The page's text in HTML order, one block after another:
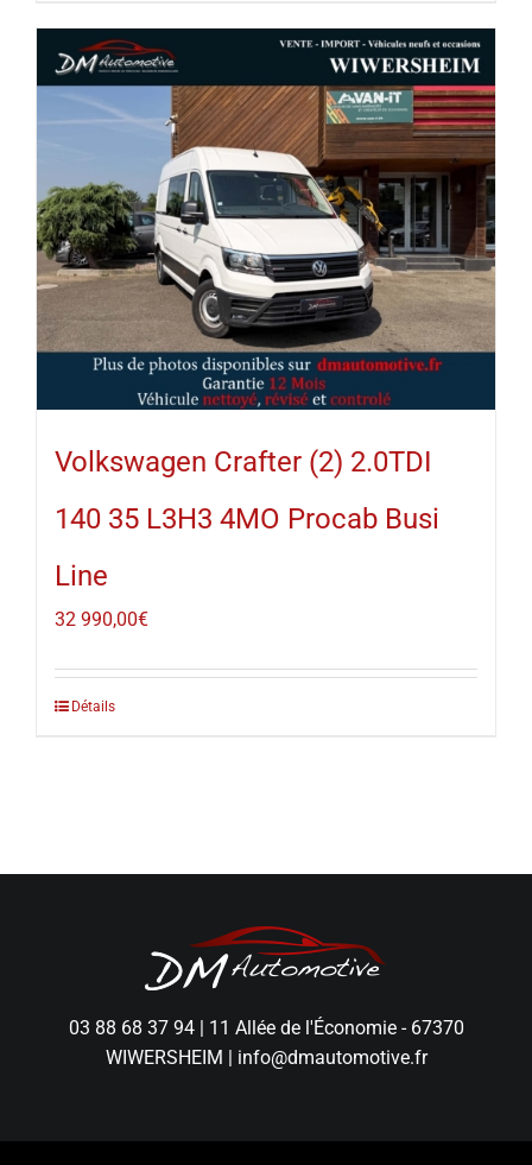
Volkswagen Crafter (2) 2.0TDI
140 35 L3H3 4MO Procab Busi
Line
32 990,00€
Détails
03 88 68 37 94| 11 Allée de l'Économie - 67370
WIWERSHEIM
info@dmautomotive.fr